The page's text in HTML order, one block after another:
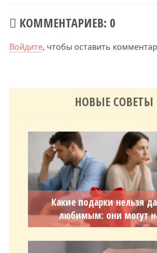
КОММЕНТАРИЕВ: 0
Войдите, чтобы оставить
НОВЫЕ СОВЕТЫ
Какие подарки нельзя
любимым: они могут